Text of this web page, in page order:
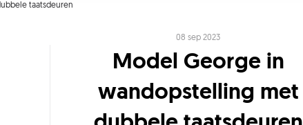
taatsdeuren
08 sep 2023
Model George in
wandopstelling met